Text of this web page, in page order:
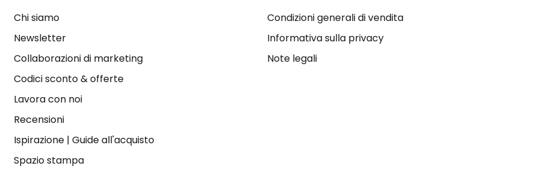
Chi siamo
Newsletter
Collaborazioni di marketing
Codici sconto & offerte
Lavora con noi
Recensioni
Ispirazione| Guide all'acquisto
Spazio stampa
Condizioni generali di vendita
Informativa sulla privacy
Note legali